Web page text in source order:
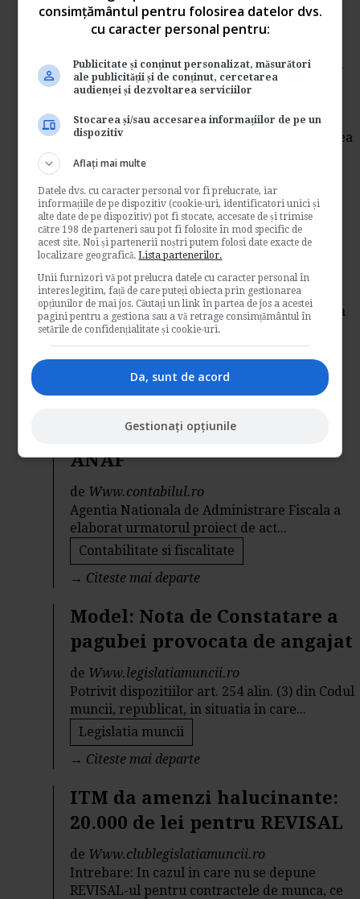
→ Citeste mai departe
Monitorul Oficial nr. 711 din
10 Octombrie 2011
deWww.e-juridic.ro
Actul nr. 969 din 12 Iulie 2011 Emitent: Curtea
Constitutionala a Romaniei Decizie
referitoare...
Resurse juridice
→Citeste mai departe
Somatie de plata
deWww.e-juridic.ro
Intrebare: Firma X a facut o somatie de plata
impotriva firmei Y. Ca dovezi a depus la
dosar...
Resurse juridice
→Citeste mai departe
Cazierul Fiscal modificat de
ANAF
de Www.contabilul.ro
Agentia Nationala de Administrare Fiscala a
elaborat urmatorul proiect de act...
Contabilitate si fiscalitate
→ Citeste mai departe
Model: Nota de Constatare a
pagubei provocata de angajat
de Www.legislatiamuncii.ro
Potrivit dispozitiilor art. 254 alin. (3) din Codul
muncii, republicat, in situatia in care...
Legislatia muncii
→ Citeste mai departe
ITM da amenzi halucinante:
20.000 de lei pentru REVISAL
de Www.clublegislatiamuncii.ro
Intrebare: In cazul in care nu se depune
REVISAL-ul pentru contractele de munca, ce
consimțământul pentru folosirea datelor dvs.
cu caracter personal pentru:
Publicitate și conținut personalizat, măsurători
ale publicității și de conținut, cercetarea
audienței și dezvoltarea serviciilor
Stocarea și/sau accesarea informațiilor de pe un
dispozitiv
Aflați mai multe
Datele dvs. cu caracter personal vor fi prelucrate, iar
informațiile de pe dispozitiv (cookie-uri, identificatori unici și
alte date de pe dispozitiv) pot fi stocate, accesate de și trimise
către 198 de parteneri sau pot fi folosite în mod specific de
acest site. Noi și partenerii noștri putem folosi date exacte de
localizare geografică.Lista partenerilor.
Unii furnizori vă pot prelucra datele cu caracter personal în
interes legitim, față de care puteți obiecta prin gestionarea
opțiunilor de mai jos. Căutați un link în partea de jos a acestei
pagini pentru a gestiona sau a vă retrage consimțământul în
setările de confidențialitate și cookie-uri.
Da, sunt de acord
Gestionați opțiunile